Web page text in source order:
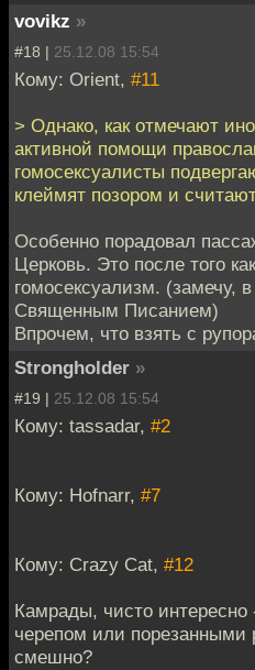
vovikz »
#18 | 25.12.08 15:54
Кому: Orient, #11
> Однако, как отмечают
активной помощи
гомосексуалисты
клеймят позором и
Особенно порадовал
Церковь. Это после того
гомосексуализм. (замечу,
Священным Писанием)
Впрочем, что взять с
Strongholder »
#19 | 25.12.08 15:54
Кому: tassadar, #2
Кому: Hofnarr, #7
Кому: Crazy Cat, #12
Камрады, чисто
черепом или
смешно?